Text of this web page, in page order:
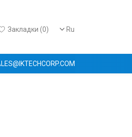
Ru
Закладки (0)